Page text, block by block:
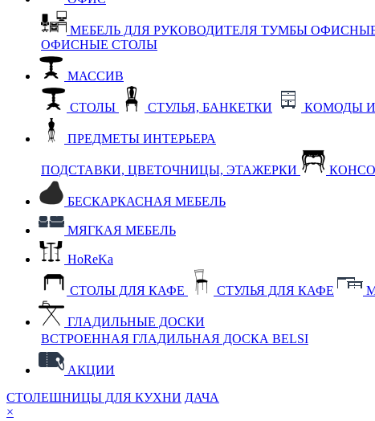
МЕБЕЛЬ ДЛЯ РУКОВОДИТЕЛЯ ТУМБЫ
ОФИСНЫЕ СТОЛЫ
МАССИВ
СТОЛЫ СТУЛЬЯ, БАНКЕТКИ КОМОДЫ
ПРЕДМЕТЫ ИНТЕРЬЕРА
ПОДСТАВКИ, ЦВЕТОЧНИЦЫ, ЭТАЖЕРКИ
БЕСКАРКАСНАЯ МЕБЕЛЬ
МЯГКАЯ МЕБЕЛЬ
HoReKa
СТОЛЫ ДЛЯ КАФЕ СТУЛЬЯ ДЛЯ КАФЕ
ГЛАДИЛЬНЫЕ ДОСКИ
ВСТРОЕННАЯ ГЛАДИЛЬНАЯ ДОСКА BELSI
АКЦИИ
СТОЛЕШНИЦЫ ДЛЯ КУХНИ ДАЧА
×